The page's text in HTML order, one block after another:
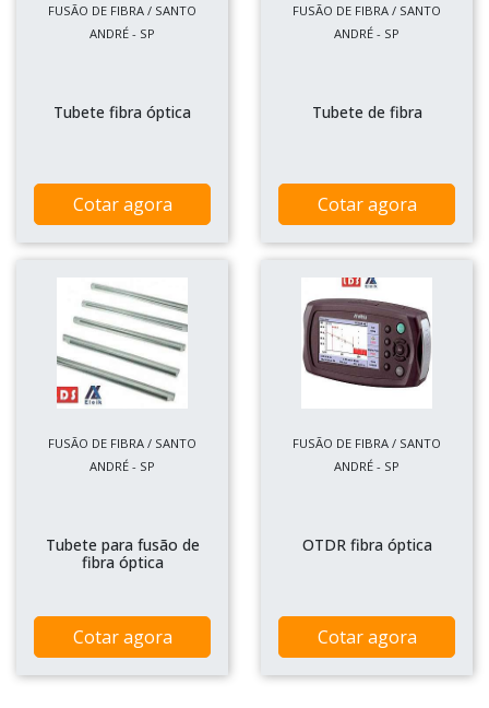
FUSÃO DE FIBRA / SANTO
ANDRÉ - SP
Tubete fibra óptica
Cotar agora
FUSÃO DE FIBRA / SANTO
ANDRÉ - SP
Tubete de fibra
Cotar agora
FUSÃO DE FIBRA / SANTO
ANDRÉ - SP
Tubete para fusão de
fibra óptica
Cotar agora
FUSÃO DE FIBRA / SANTO
ANDRÉ - SP
OTDR fibra óptica
Cotar agora